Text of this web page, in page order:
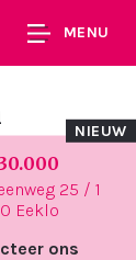
MENU
25 / 1
Eeklo
ons
NIEUW